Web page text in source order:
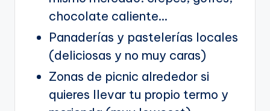
chocolate caliente…
Panaderías y pastelerías locales
(deliciosas y no muy caras)
Zonas de picnic alrededor si
quieres llevar tu propio termo y